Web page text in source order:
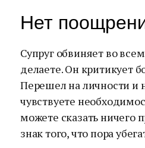
Нет
Супруг обвиняет во
делаете. Он критикует
Перешел на личности и
чувствуете
можете сказать ничего
знак того, что пора